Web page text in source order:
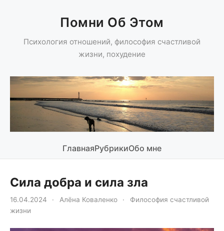
Помни Об Этом
Психология отношений, философия счастливой
жизни, похудение
ГлавнаяРубрикиОбо мне
Сила добра и сила зла
16.04.2024 · Алёна Коваленко ·
Философия счастливой
жизни